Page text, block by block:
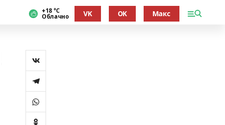
+18 °С
Облачно VK OK Макс